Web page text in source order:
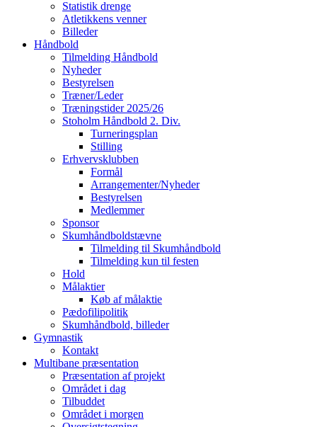
Statistik drenge
Atletikkens venner
Billeder
Håndbold
Tilmelding Håndbold
Nyheder
Bestyrelsen
Træner/Leder
Træningstider 2025/26
Stoholm Håndbold 2. Div.
Turneringsplan
Stilling
Erhvervsklubben
Formål
Arrangementer/Nyheder
Bestyrelsen
Medlemmer
Sponsor
Skumhåndboldstævne
Tilmelding til Skumhåndbold
Tilmelding kun til festen
Hold
Målaktier
Køb af målaktie
Pædofilipolitik
Skumhåndbold, billeder
Gymnastik
Kontakt
Multibane præsentation
Præsentation af projekt
Området i dag
Tilbuddet
Området i morgen